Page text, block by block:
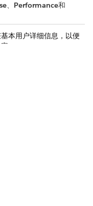
、 Performance和
本用户详细信息，以便
。
信息：
室的详细信息。
队。您可以在 Flow